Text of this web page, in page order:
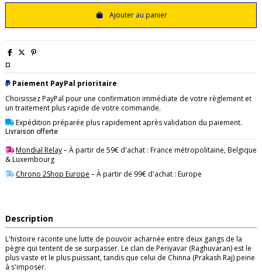
Ajouter au panier
¤
Paiement PayPal prioritaire
Choisissez PayPal pour une confirmation immédiate de votre règlement et
un traitement plus rapide de votre commande.
Expédition préparée plus rapidement après validation du paiement.
Livraison offerte
Mondial Relay– À partir de 59€ d'achat : France métropolitaine, Belgique
& Luxembourg
Chrono 2Shop Europe – À partir de 99€ d'achat : Europe
Description
L'histoire raconte une lutte de pouvoir acharnée entre deux gangs de la
pègre qui tentent de se surpasser. Le clan de Periyavar (Raghuvaran) est le
plus vaste et le plus puissant, tandis que celui de Chinna (Prakash Raj) peine
à s'imposer.